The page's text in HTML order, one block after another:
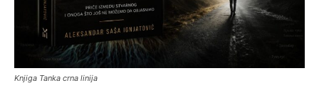
Knjiga Tanka crna linija